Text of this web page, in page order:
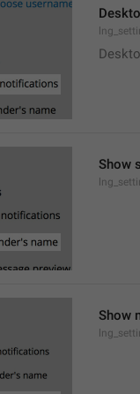
Show
Show